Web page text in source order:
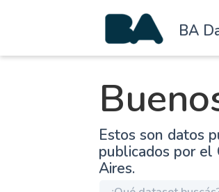
BA
Estos son datos
publicados por el
Aires.